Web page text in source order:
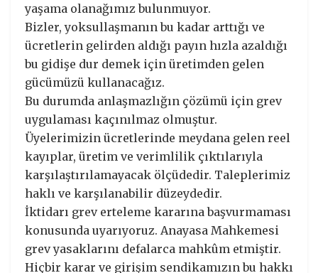
yaşama olanağımız bulunmuyor.
Bizler, yoksullaşmanın bu kadar arttığı ve
ücretlerin gelirden aldığı payın hızla azaldığı
bu gidişe dur demek için üretimden gelen
gücümüzü kullanacağız.
Bu durumda anlaşmazlığın çözümü için grev
uygulaması kaçınılmaz olmuştur.
Üyelerimizin ücretlerinde meydana gelen reel
kayıplar, üretim ve verimlilik çıktılarıyla
karşılaştırılamayacak ölçüdedir. Taleplerimiz
haklı ve karşılanabilir düzeydedir.
İktidarı grev erteleme kararına başvurmaması
konusunda uyarıyoruz. Anayasa Mahkemesi
grev yasaklarını defalarca mahkûm etmiştir.
Hiçbir karar ve girişim sendikamızın bu hakkı